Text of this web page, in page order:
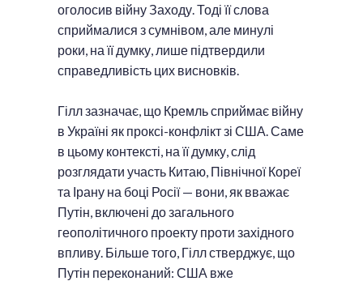
оголосив війну Заходу. Тоді її слова
сприймалися з сумнівом, але минулі
роки, на її думку, лише підтвердили
справедливість цих висновків.
Гілл зазначає, що Кремль сприймає війну
в Україні як проксі-конфлікт зі США. Саме
в цьому контексті, на її думку, слід
розглядати участь Китаю, Північної Кореї
та Ірану на боці Росії — вони, як вважає
Путін, включені до загального
геополітичного проекту проти західного
впливу. Більше того, Гілл стверджує, що
Путін переконаний: США вже